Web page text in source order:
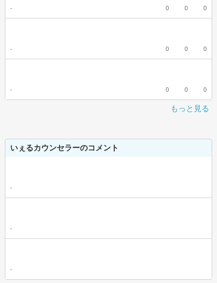
- 0 0 0
- 0 0 0
- 0 0 0
もっと見る
いぇるカウンセラーのコメント
-
-
-